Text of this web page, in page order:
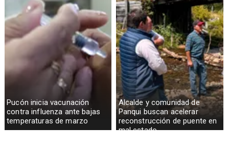
Pucón inicia vacunación
contra influenza ante bajas
temperaturas de marzo
Alcalde y comunidad de
Panqui buscan acelerar
reconstrucción de puente en
mal estado